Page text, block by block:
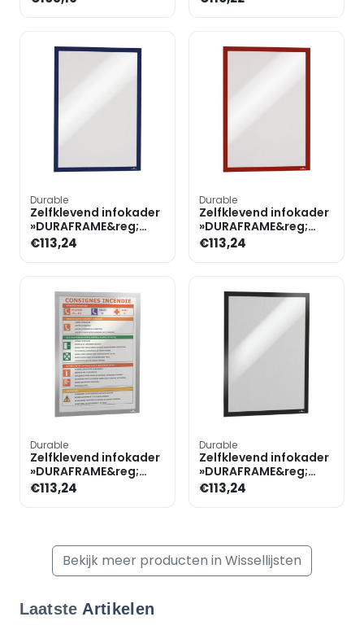
Durable
Zelfklevend infokader
»DURAFRAME&reg;
4882« A3
€113,24
Durable
Zelfklevend infokader
»DURAFRAME&reg;
4882« A3
€113,24
Durable
Zelfklevend infokader
»DURAFRAME&reg;
4882« A3
€113,24
Durable
Zelfklevend infokader
»DURAFRAME&reg;
4882« A3
€113,24
Bekijk meer producten in Wissellijsten
Laatste Artikelen